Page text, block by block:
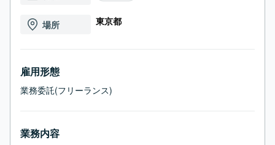
場所 東京都
雇用形態
業務委託(フリーランス)
業務内容